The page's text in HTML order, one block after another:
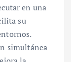
en una
su
simultánea